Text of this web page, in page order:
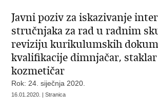
Javni poziv za iskazivanje
stručnjaka za rad u radnim
reviziju kurikulumskih
kvalifikacije dimnjačar,
kozmetičar
Rok: 24. siječnja 2020.
16.01.2020. | Stranica